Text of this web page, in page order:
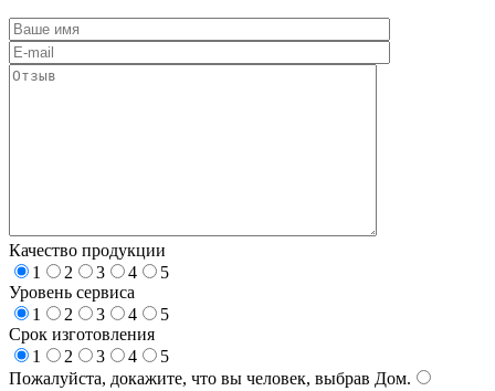
Качество продукции
1
2 3 4
5
Уровень сервиса
1
2 3 4
5
Срок изготовления
1
2 3 4
5
Пожалуйста, докажите, что вы человек, выбрав Дом.